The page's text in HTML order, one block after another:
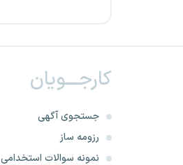
خراسان شمالی
خرم آباد
خوزستان
کارجـــویان
جستجوی آگهی
رزومه ساز
نمونه سوالات استخدامی